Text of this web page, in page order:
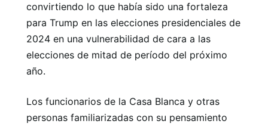
convirtiendo lo que había sido una fortaleza
para Trump en las elecciones presidenciales de
2024 en una vulnerabilidad de cara a las
elecciones de mitad de período del próximo
año.
Los funcionarios de la Casa Blanca y otras
personas familiarizadas con su pensamiento